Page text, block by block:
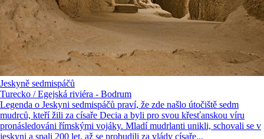
Jeskyně sedmispáčů
Turecko / Egejská riviéra - Bodrum
Legenda o Jeskyni sedmispáčů praví, že zde našlo útočiště sedm
mudrců, kteří žili za císaře Decia a byli pro svou křesťanskou víru
pronásledováni římskými vojáky. Mladí mudrlanti unikli, schovali se v
jeskyni a spali 200 let, až se probudili za vlády císaře...